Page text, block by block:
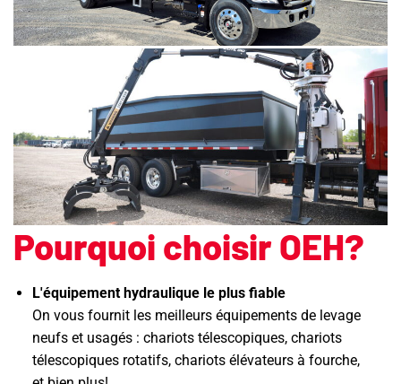
Pourquoi choisir OEH?
L'équipement hydraulique le plus fiable
On vous fournit les meilleurs équipements de levage
neufs et usagés : chariots télescopiques, chariots
télescopiques rotatifs, chariots élévateurs à fourche,